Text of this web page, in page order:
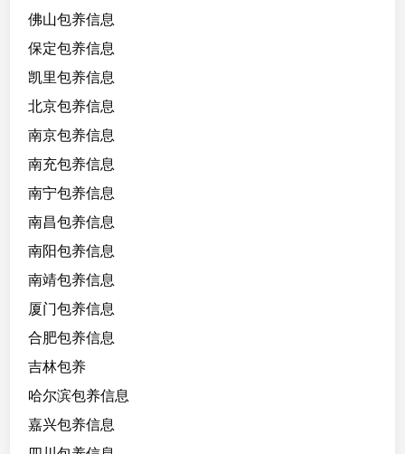
有
反
差
，
温
柔
情
绪
稳
定
，
积
极
乐
观
开
朗
，
有
素
佛山包养信息
保定包养信息
凯里包养信息
北京包养信息
南京包养信息
南充包养信息
南宁包养信息
南昌包养信息
南阳包养信息
南靖包养信息
厦门包养信息
合肥包养信息
吉林包养
哈尔滨包养信息
嘉兴包养信息